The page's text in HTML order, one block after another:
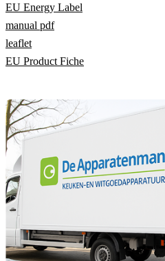
EU Energy Label
manual pdf
leaflet
EU Product Fiche